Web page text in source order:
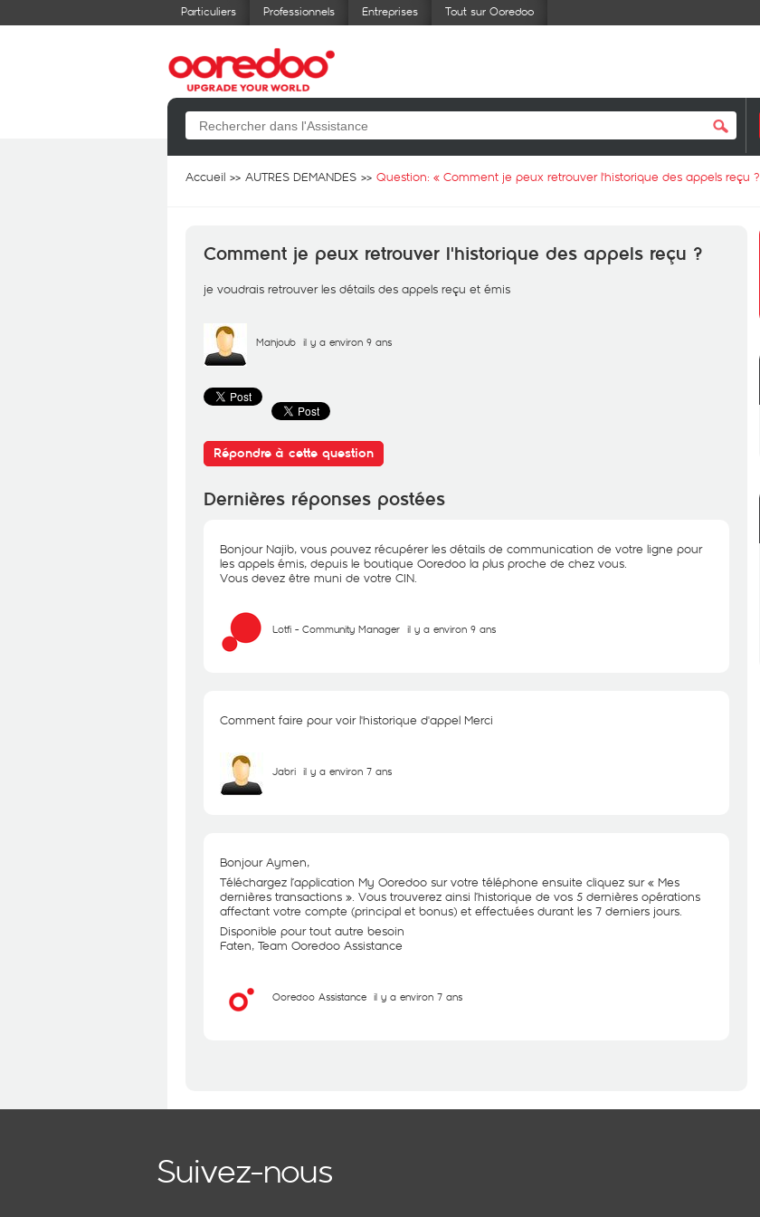
Particuliers Professionnels Entreprises Tout sur Ooredoo
Accueil AUTRES DEMANDES Question: « Comment je peux retrouver l'historique des appels reçu ?
Comment je peux retrouver l'historique des appels reçu ?
je voudrais retrouver les détails des appels reçu et émis
Mahjoub il y a environ 9 ans
Répondre à cette question
Dernières réponses postées
Bonjour Najib, vous pouvez récupérer les détails de communication de votre ligne pour
les appels émis, depuis le boutique Ooredoo la plus proche de chez vous.
Vous devez être muni de votre CIN.
Lotfi - Community Manager il y a environ 9 ans
Comment faire pour voir l'historique d'appel Merci
Jabri il y a environ 7 ans
Bonjour Aymen,
Téléchargez l’application My Ooredoo sur votre téléphone ensuite cliquez sur « Mes
dernières transactions ». Vous trouverez ainsi l’historique de vos 5 dernières opérations
affectant votre compte (principal et bonus) et effectuées durant les 7 derniers jours.
Disponible pour tout autre besoin
Faten, Team Ooredoo Assistance
Ooredoo Assistance il y a environ 7 ans
Suivez-nous